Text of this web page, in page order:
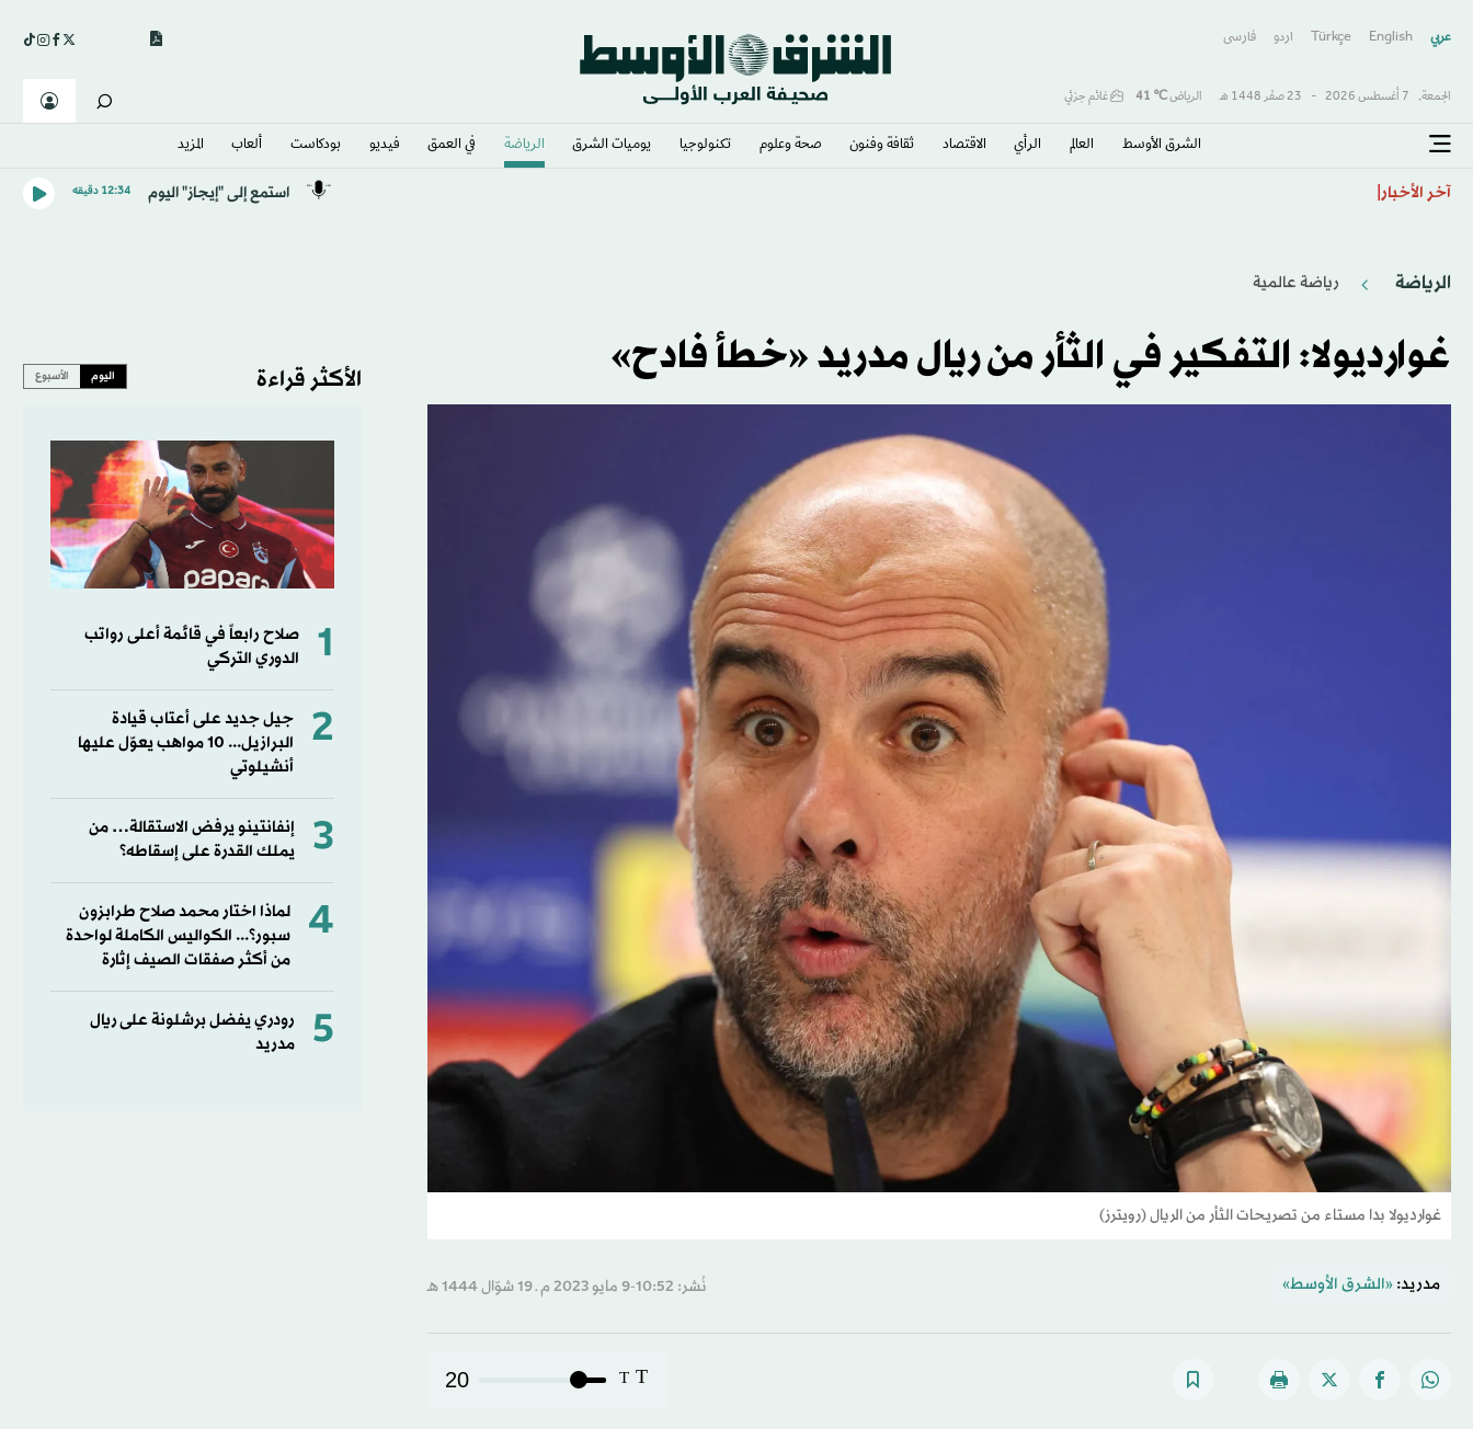
عربي English
Türkçe اردو فارسى
الجمعة, 7 أغسطس 2026 - 23 صفَر 1448 هـ الرياض℃
41 غائم جزئي
الشرق الأوسط​ العالم الرأي الاقتصاد ثقافة وفنون صحة وعلوم تكنولوجيا يوميات الشرق​ الرياضة في العمق فيديو بودكاست ألعاب المزيد
آخر الأخبار استمع إلى "إيجاز" اليوم 12:34 دقيقه
الرياضة رياضة عالمية
غوارديولا: التفكير في الثأر من ريال مدريد «خطأ فادح»
غوارديولا بدا مستاء من تصريحات الثأر من الريال (رويترز)
مدريد: «الشرق الأوسط» نُشر: 10:52-9 مايو 2023 م ـ 19 شوّال 1444 هـ
T
T
20
الأكثر قراءة اليوم الأسبوع
1
صلاح رابعاً في قائمة أعلى رواتب
الدوري التركي
2
جيل جديد على أعتاب قيادة
البرازيل... 10 مواهب يعوّل عليها
أنشيلوتي
3
إنفانتينو يرفض الاستقالة… من
يملك القدرة على إسقاطه؟
4
لماذا اختار محمد صلاح طرابزون
سبور؟... الكواليس الكاملة لواحدة
من أكثر صفقات الصيف إثارة
5
رودري يفضل برشلونة على ريال
مدريد